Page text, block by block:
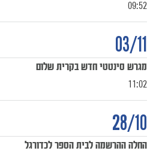
משחקים
09:52
03/11
11:02
מגרש סינטטי חדש בקרית שלום
28/10
החלה ההרשמה לבית הספר לכדורגל